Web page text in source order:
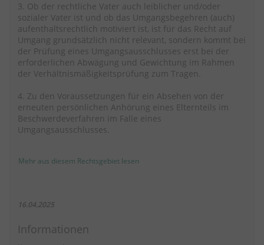
3. Ob der rechtliche Vater auch leiblicher und/oder
sozialer Vater ist und ob das Umgangsbegehren (auch)
aufenthaltsrechtlich motiviert ist, ist für das Recht auf
Umgang grundsätzlich nicht relevant, sondern kommt bei
der Prüfung eines Umgangsausschlusses erst bei der
erforderlichen Abwägung und Gewichtung im Rahmen
der Verhältnismäßigkeitsprüfung zum Tragen.
4. Zu den Voraussetzungen für ein Absehen von der
erneuten persönlichen Anhörung eines Elternteils im
Beschwerdeverfahren im Falle eines
Umgangsausschlusses.
Mehr aus diesem Rechtsgebiet lesen
16.04.2025
Informationen